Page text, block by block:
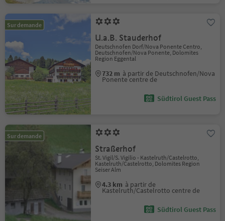
Sur demande
U.a.B. Stauderhof
Deutschnofen Dorf/Nova Ponente Centro,
Deutschnofen/Nova Ponente, Dolomites
Region Eggental
732 m à partir de Deutschnofen/Nova
Ponente centre de
Südtirol Guest Pass
Sur demande
Straßerhof
St. Vigil/S. Vigilio - Kastelruth/Castelrotto,
Kastelruth/Castelrotto, Dolomites Region
Seiser Alm
4.3 km à partir de
Kastelruth/Castelrotto centre de
Südtirol Guest Pass